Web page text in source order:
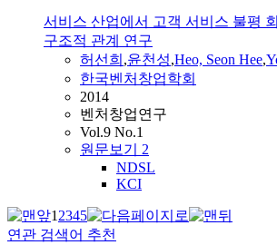
서비스 산업에서 고객 서비스 불평
구조적 관계 연구
허선희 ,윤천성,Heo, Seon Hee,
한국벤처창업학회
2014
벤처창업연구
Vol.9 No.1
원문보기 2
NDSL
KCI
12345
연관 검색어 추천